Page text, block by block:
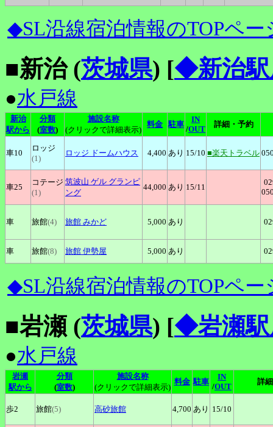
◆SL沿線宿泊情報のTOPペー
■新治 (茨城県) [◆新治駅
●水戸線
新治
駅から
分類
(室数)
施設名称
(クリックで詳細表示)
料金 駐車
IN
/OUT
詳細・予約
車10
ロッジ
(1)
ロッジ ドームハウス 4,400 あり 15/10 ■楽天トラベル
車25
コテージ
(1)
筑波山 ゲル グランピ
ング
44,000 あり 15/11
車 旅館(4) 旅館 みかど 5,000 あり
車 旅館(8) 旅館 伊勢屋 5,000 あり
◆SL沿線宿泊情報のTOPペー
■岩瀬 (茨城県) [◆岩瀬駅
●水戸線
岩瀬
駅から
分類
(室数)
施設名称
(クリックで詳細表示)
料金 駐車
IN
/OUT
詳
歩2 旅館(5) 高砂旅館 4,700 あり 15/10